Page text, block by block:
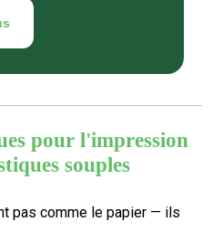
pour l'impression
souples
pas comme le papier — ils